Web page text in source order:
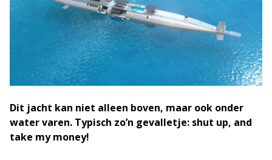
Dit jacht kan niet alleen boven, maar ook onder
water varen. Typisch zo’n gevalletje: shut up, and
take my money!